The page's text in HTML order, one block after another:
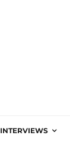
INTERVIEWS